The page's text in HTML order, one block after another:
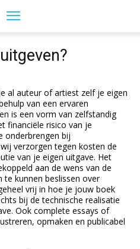
al auteur of artiest zelf je eigen
van een ervaren
is een vorm van zelfstandig
financiële risico van je
onderbrengen bij
verzorgen tegen kosten de
van je eigen uitgave. Het
aan de wens van de
kunnen beslissen over
vrij in hoe je jouw boek
bij de technische realisatie
Ook complete essays of
opmaken en publicabel